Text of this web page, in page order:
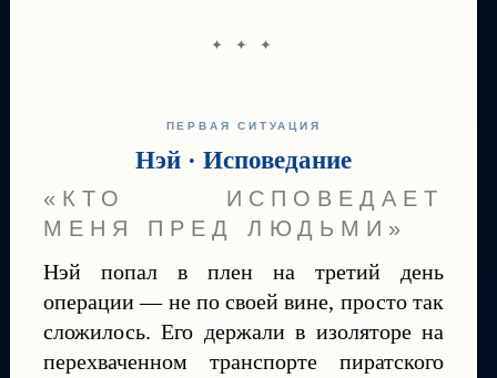
✦ ✦ ✦
ПЕРВАЯ СИТУАЦИЯ
Нэй · Исповедание
«КТО ИСПОВЕДАЕТ
МЕНЯ ПРЕД ЛЮДЬМИ»
Нэй попал в плен на третий день
операции — не по своей вине, просто так
сложилось. Его держали в изоляторе на
перехваченном транспорте пиратского